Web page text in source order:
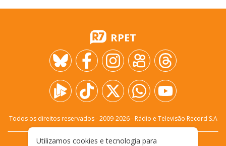
RPET
Todos os direitos reservados - 2009-2026- Rádio e Televisão Record S.A
Utilizamos cookies e tecnologia para